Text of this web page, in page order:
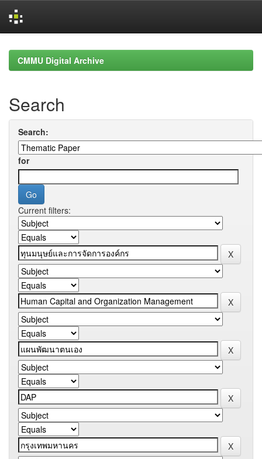
navigationCMMU Digital Archive
Search
Search:
for
Current filters: